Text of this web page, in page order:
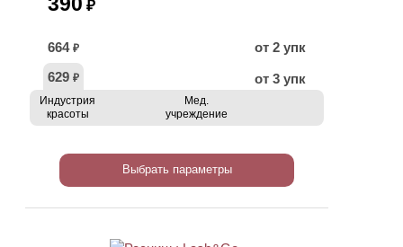
₽
664 ₽
от 2 упк
629 ₽ от 3 упк
Индустрия
красоты
Мед.
учреждение
Выбрать параметры